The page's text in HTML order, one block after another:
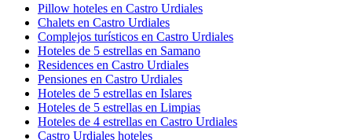
Pillow hoteles en Castro Urdiales
Chalets en Castro Urdiales
Complejos turísticos en Castro Urdiales
Hoteles de 5 estrellas en Samano
Residences en Castro Urdiales
Pensiones en Castro Urdiales
Hoteles de 5 estrellas en Islares
Hoteles de 5 estrellas en Limpias
Hoteles de 4 estrellas en Castro Urdiales
Castro Urdiales hoteles